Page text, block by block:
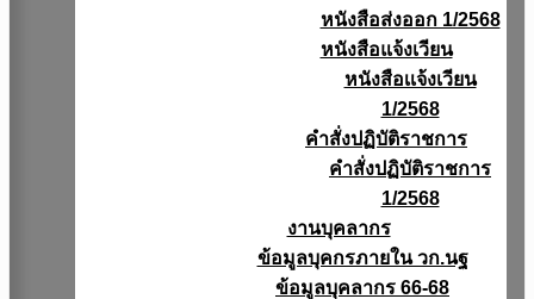
หนังสือส่งออก 1/2568
หนังสือแจ้งเวียน
หนังสือเเจ้งเวียน
1/2568
คำสั่งปฏิบัติราชการ
คำสั่งปฏิบัติราชการ
1/2568
งานบุคลากร
ข้อมูลบุคกรภายใน วก.นฐ
ข้อมูลบุคลากร 66-68